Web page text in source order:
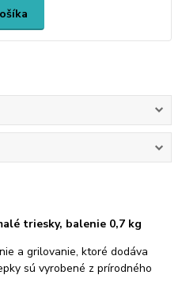
triesky, balenie 0,7 kg
a grilovanie, ktoré dodáva
sú vyrobené z prírodného